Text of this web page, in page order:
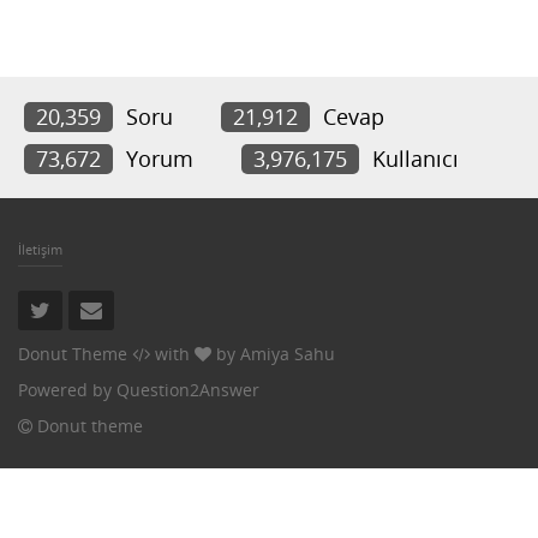
20,359 Soru 21,912
Cevap
73,672
Yorum 3,976,175 Kullanıcı
İletişim
Donut Theme with by Amiya Sahu
Powered by Question2Answer
Donut theme